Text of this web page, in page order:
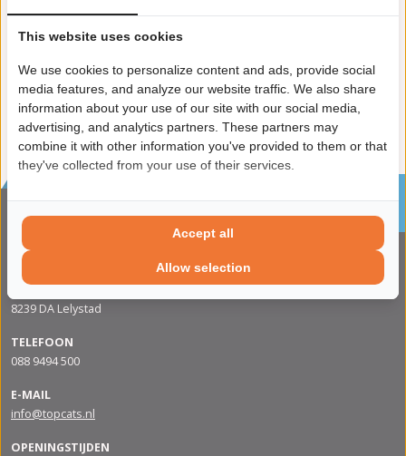
Emissienorm:
Conform EG/ECE:
roetfilters
CONTACTGEGVENS
Apolloweg 88
8239 DA Lelystad
TELEFOON
088 9494 500
E-MAIL
info@topcats.nl
OPENINGSTIJDEN
This website uses cookies
We use cookies to personalize content and ads, provide social
media features, and analyze our website traffic. We also share
information about your use of our site with our social media,
advertising, and analytics partners. These partners may
combine it with other information you've provided to them or that
they've collected from your use of their services.
Allow selection
Accept all